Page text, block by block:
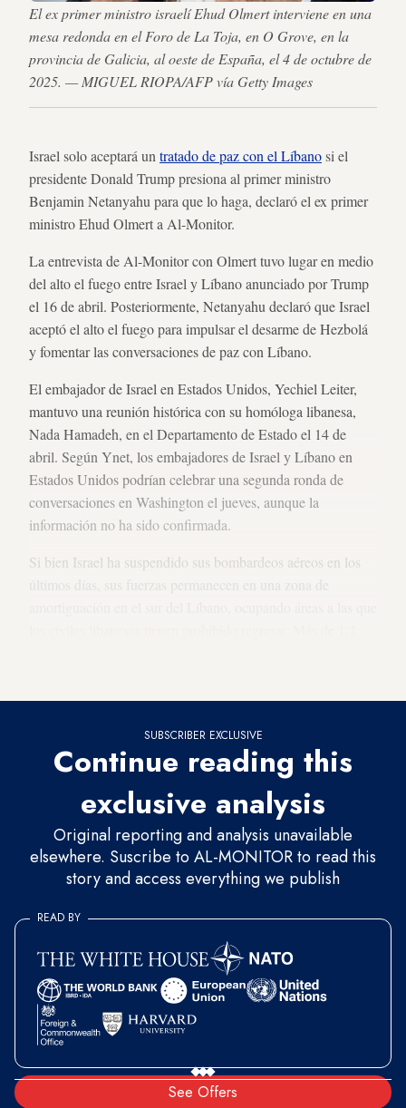
El ex primer ministro israelí Ehud Olmert interviene en una
mesa redonda en el Foro de La Toja, en O Grove, en la
provincia de Galicia, al oeste de España, el 4 de octubre de
2025. — MIGUEL RIOPA/AFP vía Getty Images
Israel solo aceptará un tratado de paz con el Líbanosi el
presidente Donald Trump presiona al primer ministro
Benjamin Netanyahu para que lo haga, declaró el ex primer
ministro Ehud Olmert a Al-Monitor.
La entrevista de Al-Monitor con Olmert tuvo lugar en medio
del alto el fuego entre Israel y Líbano anunciado por Trump
el 16 de abril. Posteriormente, Netanyahu declaró que Israel
aceptó el alto el fuego para impulsar el desarme de Hezbolá
y fomentar las conversaciones de paz con Líbano.
El embajador de Israel en Estados Unidos, Yechiel Leiter,
mantuvo una reunión histórica con su homóloga libanesa,
Nada Hamadeh, en el Departamento de Estado el 14 de
abril. Según Ynet, los embajadores de Israel y Líbano en
Estados Unidos podrían celebrar una segunda ronda de
conversaciones en Washington el jueves, aunque la
información no ha sido confirmada.
Si bien Israel ha suspendido sus bombardeos aéreos en los
SUBSCRIBER EXCLUSIVE
Continue reading this
exclusive analysis
Original reporting and analysis unavailable
elsewhere. Suscribe to AL-MONITOR to read this
story and access everything we publish
See Offers
READ BY